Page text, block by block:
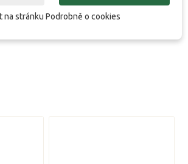
na stránku Podrobně o cookies